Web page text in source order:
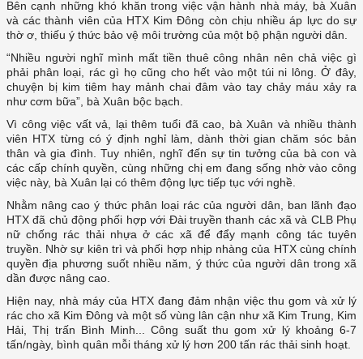
Bên cạnh những khó khăn trong việc vận hành nhà máy, bà Xuân
và các thành viên của HTX Kim Đông còn chịu nhiều áp lực do sự
thờ ơ, thiếu ý thức bảo vệ môi trường của một bộ phận người dân.
“Nhiều người nghĩ mình mất tiền thuê công nhân nên chả việc gì
phải phân loại, rác gì họ cũng cho hết vào một túi ni lông. Ở đây,
chuyện bị kim tiêm hay mảnh chai đâm vào tay chảy máu xảy ra
như cơm bữa”, bà Xuân bộc bạch.
Vì công việc vất vả, lại thêm tuổi đã cao, bà Xuân và nhiều thành
viên HTX từng có ý định nghỉ làm, dành thời gian chăm sóc bản
thân và gia đình. Tuy nhiên, nghĩ đến sự tin tưởng của bà con và
các cấp chính quyền, cùng những chị em đang sống nhờ vào công
việc này, bà Xuân lại có thêm động lực tiếp tục với nghề.
Nhằm nâng cao ý thức phân loại rác của người dân, ban lãnh đạo
HTX đã chủ động phối hợp với Đài truyền thanh các xã và CLB Phụ
nữ chống rác thải nhựa ở các xã để đẩy mạnh công tác tuyên
truyền. Nhờ sự kiên trì và phối hợp nhịp nhàng của HTX cùng chính
quyền địa phương suốt nhiều năm, ý thức của người dân trong xã
dần được nâng cao.
Hiện nay, nhà máy của HTX đang đảm nhận việc thu gom và xử lý
rác cho xã Kim Đông và một số vùng lân cận như xã Kim Trung, Kim
Hải, Thị trấn Bình Minh... Công suất thu gom xử lý khoảng 6-7
tấn/ngày, bình quân mỗi tháng xử lý hơn 200 tấn rác thải sinh hoạt.